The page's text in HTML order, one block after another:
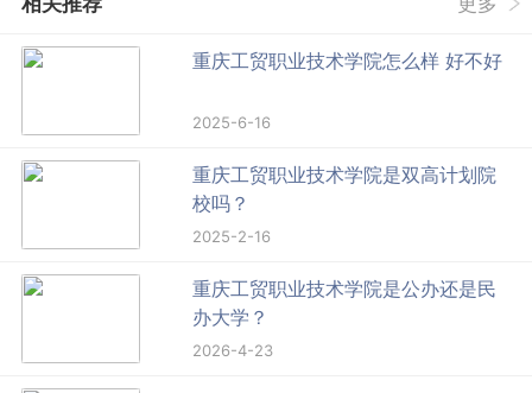
重庆工贸职业技术学院怎么样 好不好
2025-6-16
重庆工贸职业技术学院是双高计划院
校吗？
2025-2-16
重庆工贸职业技术学院是公办还是民
办大学？
2026-4-23